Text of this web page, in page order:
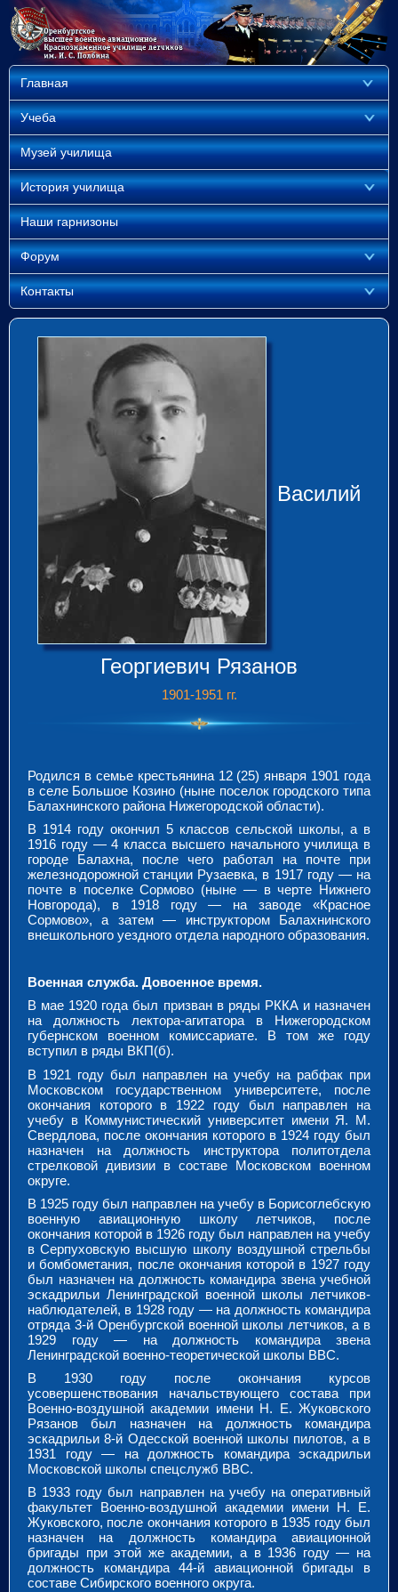
Главная
Учеба
Музей училища
История училища
Наши гарнизоны
Форум
Контакты
Василий
Георгиевич Рязанов
1901-1951 гг.
Родился в семье крестьянина 12 (25) января 1901 года
в селе Большое Козино (ныне поселок городского типа
Балахнинского района Нижегородской области).
В 1914 году окончил 5 классов сельской школы, а в
1916 году — 4 класса высшего начального училища в
городе Балахна, после чего работал на почте при
железнодорожной станции Рузаевка, в 1917 году — на
почте в поселке Сормово (ныне — в черте Нижнего
Новгорода), в 1918 году — на заводе «Красное
Сормово», а затем — инструктором Балахнинского
внешкольного уездного отдела народного образования.
Военная служба. Довоенное время.
В мае 1920 года был призван в ряды РККА и назначен
на должность лектора-агитатора в Нижегородском
губернском военном комиссариате. В том же году
вступил в ряды ВКП(б).
В 1921 году был направлен на учебу на рабфак при
Московском государственном университете, после
окончания которого в 1922 году был направлен на
учебу в Коммунистический университет имени Я. М.
Свердлова, после окончания которого в 1924 году был
назначен на должность инструктора политотдела
стрелковой дивизии в составе Московском военном
округе.
В 1925 году был направлен на учебу в Борисоглебскую
военную авиационную школу летчиков, после
окончания которой в 1926 году был направлен на учебу
в Серпуховскую высшую школу воздушной стрельбы
и бомбометания, после окончания которой в 1927 году
был назначен на должность командира звена учебной
эскадрильи Ленинградской военной школы летчиков-
наблюдателей, в 1928 году — на должность командира
отряда 3-й Оренбургской военной школы летчиков, а в
1929 году — на должность командира звена
Ленинградской военно-теоретической школы ВВС.
В 1930 году после окончания курсов
усовершенствования начальствующего состава при
Военно-воздушной академии имени Н. Е. Жуковского
Рязанов был назначен на должность командира
эскадрильи 8-й Одесской военной школы пилотов, а в
1931 году — на должность командира эскадрильи
Московской школы спецслужб ВВС.
В 1933 году был направлен на учебу на оперативный
факультет Военно-воздушной академии имени Н. Е.
Жуковского, после окончания которого в 1935 году был
назначен на должность командира авиационной
бригады при этой же академии, а в 1936 году — на
должность командира 44-й авиационной бригады в
составе Сибирского военного округа.